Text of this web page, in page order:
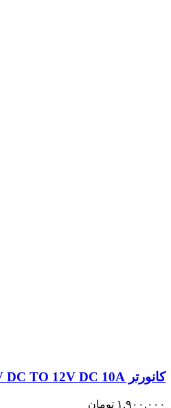
کانورتر 24V DC TO 12V DC 10A
۱,۹۰۰,۰۰۰ تومان